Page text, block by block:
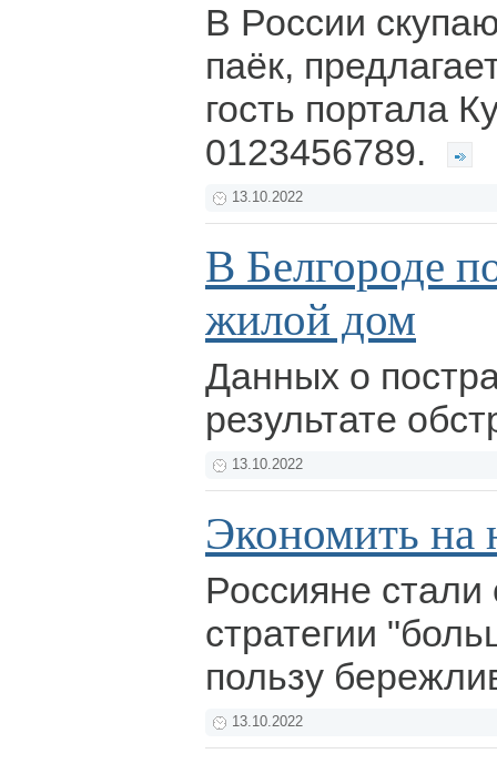
В России
паёк,
гость портала
0123456789.
13.10.2022
В Белгороде
жилой дом
Данных о
результате
13.10.2022
Экономить на
Россияне стали
стратегии
пользу
13.10.2022